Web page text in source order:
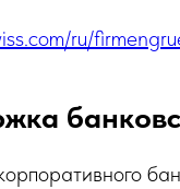
ru/